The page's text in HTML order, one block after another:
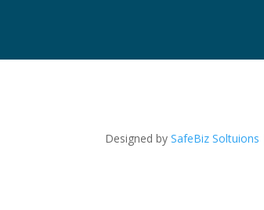
Designed bySafeBiz Soltuions